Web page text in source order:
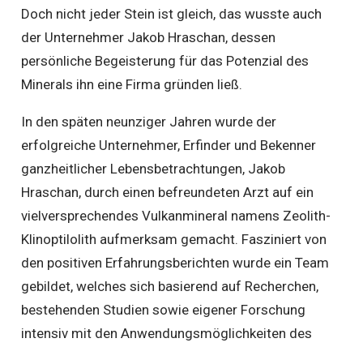
Doch nicht jeder Stein ist gleich, das wusste auch
der Unternehmer Jakob Hraschan, dessen
persönliche Begeisterung für das Potenzial des
Minerals ihn eine Firma gründen ließ.
In den späten neunziger Jahren wurde der
erfolgreiche Unternehmer, Erfinder und Bekenner
ganzheitlicher Lebensbetrachtungen, Jakob
Hraschan, durch einen befreundeten Arzt auf ein
vielversprechendes Vulkanmineral namens Zeolith-
Klinoptilolith aufmerksam gemacht. Fasziniert von
den positiven Erfahrungsberichten wurde ein Team
gebildet, welches sich basierend auf Recherchen,
bestehenden Studien sowie eigener Forschung
intensiv mit den Anwendungsmöglichkeiten des